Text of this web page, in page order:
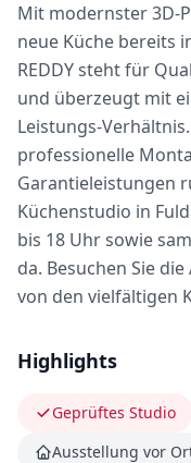
Mit modernster 3D-
neue Küche bereits
REDDY steht für
und überzeugt mit
Leistungs-
professionelle
Garantieleistungen
Küchenstudio in
bis 18 Uhr sowie
da. Besuchen Sie
von den vielfältigen
Highlights
Geprüftes Studio
Ausstellung vor